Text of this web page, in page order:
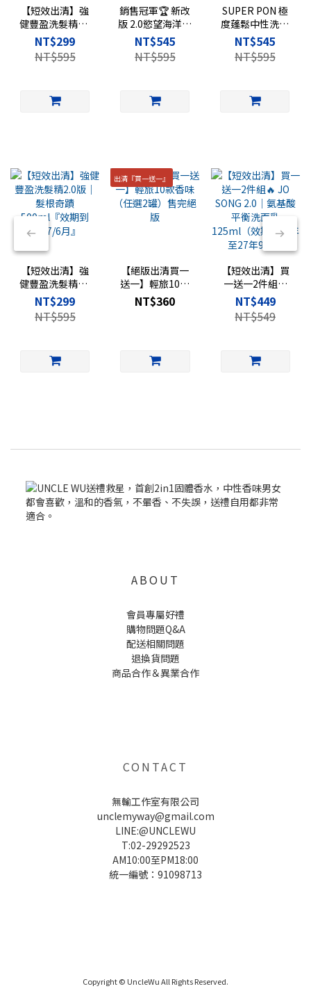
【短效出清】強
健豐盈洗髮精2.0
版｜髮根奇蹟
500ml『效期到
2027/6月』
NT$299
NT$595
銷售冠軍🏆 新改
版 2.0慾望海洋香
水沐浴乳｜
500ml
NT$545
NT$595
SUPER PON 極
度蓬鬆中性洗髮
精2.0版｜東方木
質 500ml
NT$545
NT$595
【短效出清】強
健豐盈洗髮精2.0
版｜髮根奇蹟
500ml『效期到
2027/6月』
NT$299
NT$595
出清『買一送一』
【絕版出清買一
送一】輕旅10款
香味（任選2罐）
售完絕版
NT$360
【短效出清】買
一送一2件組🔥
JO SONG 2.0｜氨
基酸平衡洗面乳
125ml（效期剩
NT$449
NT$549
ABOUT
會員專屬好禮
購物問題Q&A
配送相關問題
退換貨問題
商品合作＆異業合作
CONTACT
無輸工作室有限公司
unclemyway@gmail.com
LINE:@UNCLEWU
T:02-29292523
AM10:00至PM18:00
統一編號：91098713
Copyright © UncleWu All Rights Reserved.